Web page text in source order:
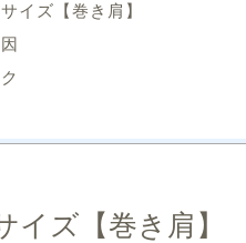
イズ【巻き肩】
イズ【巻き肩】